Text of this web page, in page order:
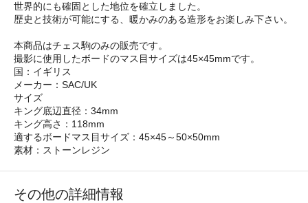
世界的にも確固とした地位を確立しました。
歴史と技術が可能にする、暖かみのある造形をお楽しみ下さい。
本商品はチェス駒のみの販売です。
撮影に使用したボードのマス目サイズは45×45mmです。
国：イギリス
メーカー：SAC/UK
サイズ
キング底辺直径：34mm
キング高さ：118mm
適するボードマス目サイズ：45×45～50×50mm
素材：ストーンレジン
その他の詳細情報